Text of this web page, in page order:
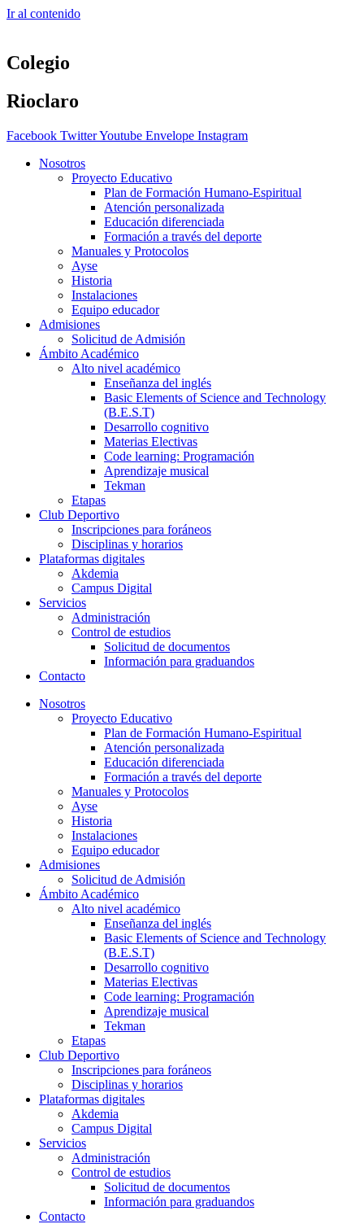
Ir al contenido
Colegio
Rioclaro
Facebook TwitterYoutube Envelope Instagram
Nosotros
Proyecto Educativo
Plan de Formación Humano-Espiritual
Atención personalizada
Educación diferenciada
Formación a través del deporte
Manuales y Protocolos
Ayse
Historia
Instalaciones
Equipo educador
Admisiones
Solicitud de Admisión
Ámbito Académico
Alto nivel académico
Enseñanza del inglés
Basic Elements of Science and Technology
(B.E.S.T)
Desarrollo cognitivo
Materias Electivas
Code learning: Programación
Aprendizaje musical
Tekman
Etapas
Club Deportivo
Inscripciones para foráneos
Disciplinas y horarios
Plataformas digitales
Akdemia
Campus Digital
Servicios
Administración
Control de estudios
Solicitud de documentos
Información para graduandos
Contacto
Nosotros
Proyecto Educativo
Plan de Formación Humano-Espiritual
Atención personalizada
Educación diferenciada
Formación a través del deporte
Manuales y Protocolos
Ayse
Historia
Instalaciones
Equipo educador
Admisiones
Solicitud de Admisión
Ámbito Académico
Alto nivel académico
Enseñanza del inglés
Basic Elements of Science and Technology
(B.E.S.T)
Desarrollo cognitivo
Materias Electivas
Code learning: Programación
Aprendizaje musical
Tekman
Etapas
Club Deportivo
Inscripciones para foráneos
Disciplinas y horarios
Plataformas digitales
Akdemia
Campus Digital
Servicios
Administración
Control de estudios
Solicitud de documentos
Información para graduandos
Contacto